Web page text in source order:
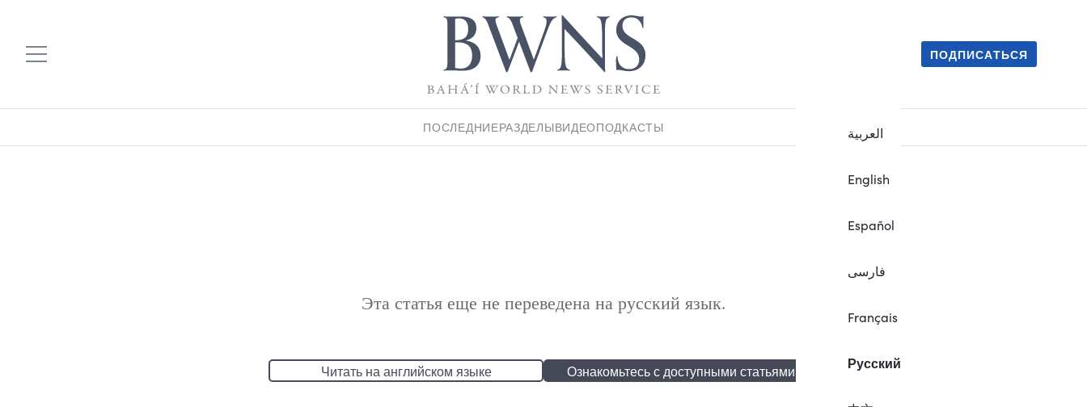
العربية
English
Español
فارسی
Français
Русский
ПОДПИСАТЬСЯ
ПОСЛЕДНИЕРАЗДЕЛЫВИДЕОПОДКАСТЫ
Эта статья еще не переведена на русский язык.
Читать на английском языке Ознакомьтесь с доступными статьями